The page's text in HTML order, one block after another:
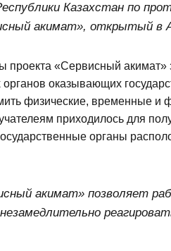
Казахстан по
акимат», открытый в
проекта «Сервисный
органов оказывающих
физические, временные и
приходилось для
органы
акимат» позволяет